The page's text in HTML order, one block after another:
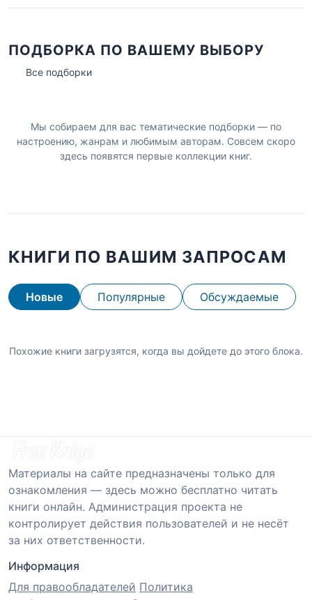
ПОДБОРКА ПО ВАШЕМУ ВЫБОРУ
Все подборки
Мы собираем для вас тематические подборки — по
настроению, жанрам и любимым авторам. Совсем скоро
здесь появятся первые коллекции книг.
КНИГИ ПО ВАШИМ ЗАПРОСАМ
Новые Популярные Обсуждаемые
Похожие книги загрузятся, когда вы дойдете до этого блока.
Материалы на сайте предназначены только для
ознакомления — здесь можно бесплатно читать
книги онлайн. Администрация проекта не
контролирует действия пользователей и не несёт
за них ответственности.
Информация
Для правообладателей Политика